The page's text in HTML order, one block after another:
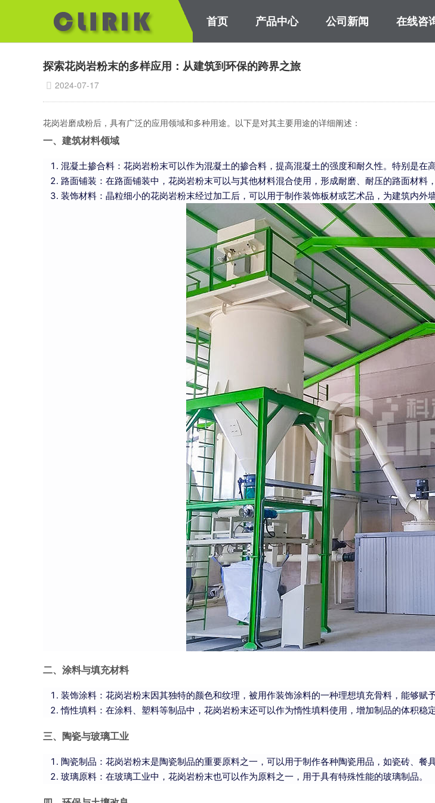
首页 产品中心 公司新闻 在线咨
探索花岗岩粉末的多样应用：从建筑到环保的跨界之旅
 2024-07-17
花岗岩磨成粉后，具有广泛的应用领域和多种用途。以下是对其主要用途的详细阐述：
一、建筑材料领域
混凝土掺合料：花岗岩粉末可以作为混凝土的掺合料，提高混凝土的强度和耐久性。特别是在
路面铺装：在路面铺装中，花岗岩粉末可以与其他材料混合使用，形成耐磨、耐压的路面材料
装饰材料：晶粒细小的花岗岩粉末经过加工后，可以用于制作装饰板材或艺术品，为建筑内外
二、涂料与填充材料
装饰涂料：花岗岩粉末因其独特的颜色和纹理，被用作装饰涂料的一种理想填充骨料，能够赋
惰性填料：在涂料、塑料等制品中，花岗岩粉末还可以作为惰性填料使用，增加制品的体积稳
三、陶瓷与玻璃工业
陶瓷制品：花岗岩粉末是陶瓷制品的重要原料之一，可以用于制作各种陶瓷用品，如瓷砖、餐
玻璃原料：在玻璃工业中，花岗岩粉末也可以作为原料之一，用于具有特殊性能的玻璃制品。